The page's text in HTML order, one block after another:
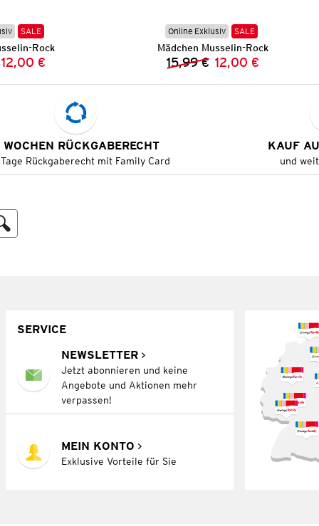
SALE
Rock
Preis:
Preis:
12,00 €
Online Exklusiv SALE
Mädchen Musselin-Rock
Vorheriger Preis:
15,99 € Neuer Preis:
12,00 €
RÜCKGABERECHT
Rückgaberecht mit Family Card
KAUF
und
SERVICE
NEWSLETTER
Jetzt abonnieren und keine
Angebote und Aktionen mehr
verpassen!
MEIN KONTO
Exklusive Vorteile für Sie